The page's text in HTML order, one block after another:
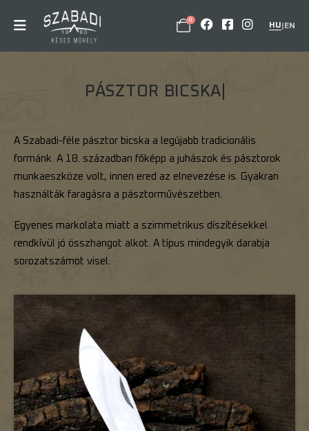
0
HU EN
PÁSZTO R B CS KA
A Szabadi-féle pásztor bicska a legújabb tradicionális
formánk. A 18. században főképp a juhászok és pásztorok
munkaeszköze volt, innen ered az elnevezése is. Gyakran
használták faragásra a pásztorművészetben.
Egyenes markolata miatt a szimmetrikus díszítésekkel
rendkívül jó összhangot alkot. A típus mindegyik darabja
sorozatszámot visel.